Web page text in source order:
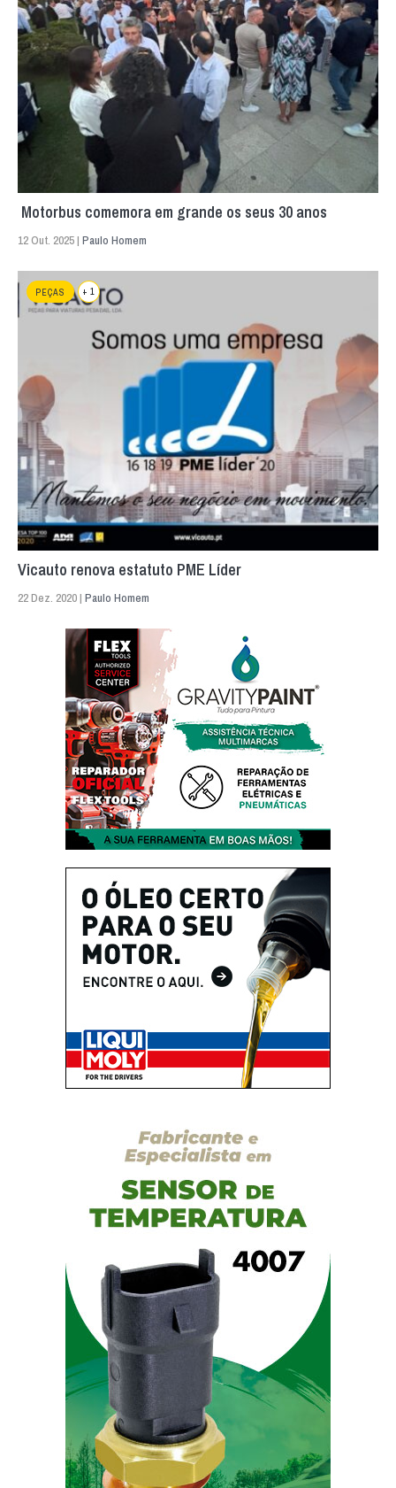
Motorbus comemora em grande os seus 30 anos
12 Out. 2025 | Paulo Homem
PEÇAS + 1
Vicauto renova estatuto PME Líder
22 Dez. 2020 | Paulo Homem